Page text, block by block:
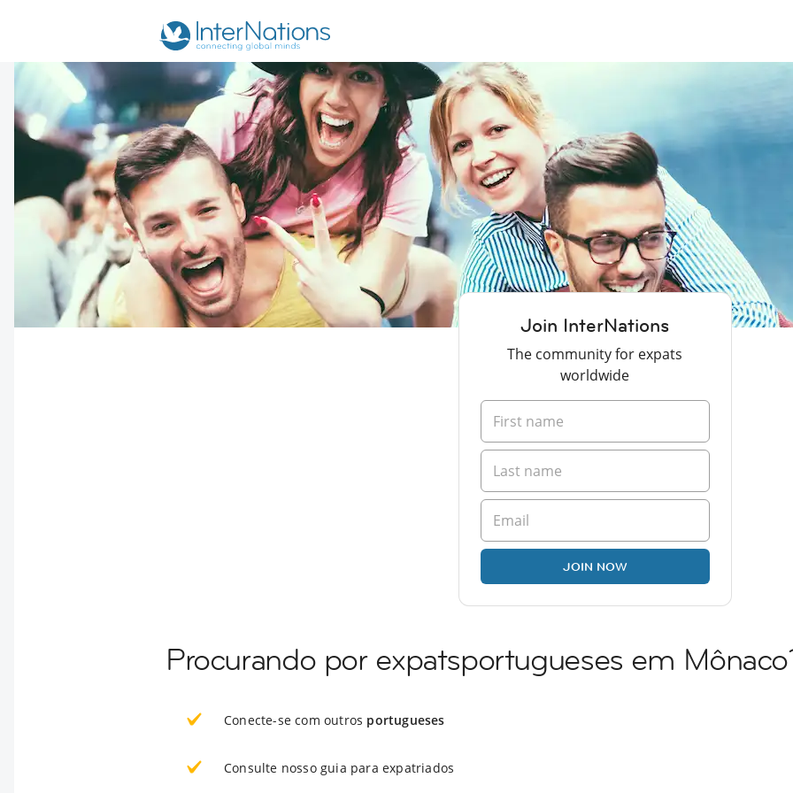
Join InterNations
The community for expats
worldwide
JOIN NOW
Procurando por expatsportugueses em
Conecte-se com outros portugueses
Consulte nosso guia para expatriados